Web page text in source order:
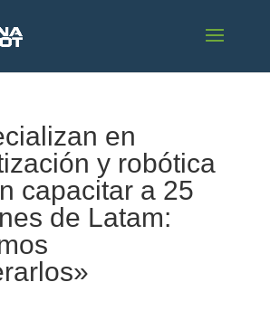
en
y robótica
capacitar a 25
de Latam: